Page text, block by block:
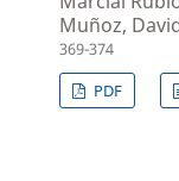
Muñoz,
369-374
PDF